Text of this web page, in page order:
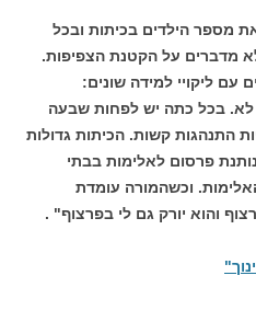
מספר הילדים בכיתות ובכל
מדברים על הקטנת הצפיפות.
עם ליקויי למידה שונים:
לא. בכל כתה יש לפחות שבעה
התנהגות קשות. הכיתות גדולות
פרסום לאלימות בבתי
וכשהמורה עומדת
והוא יורק גם לי בפרצוף" .